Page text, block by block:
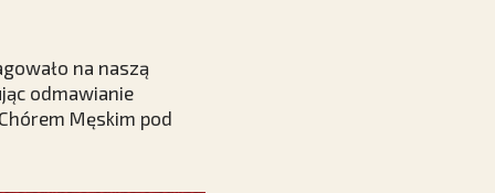
na naszą
odmawianie
Męskim pod